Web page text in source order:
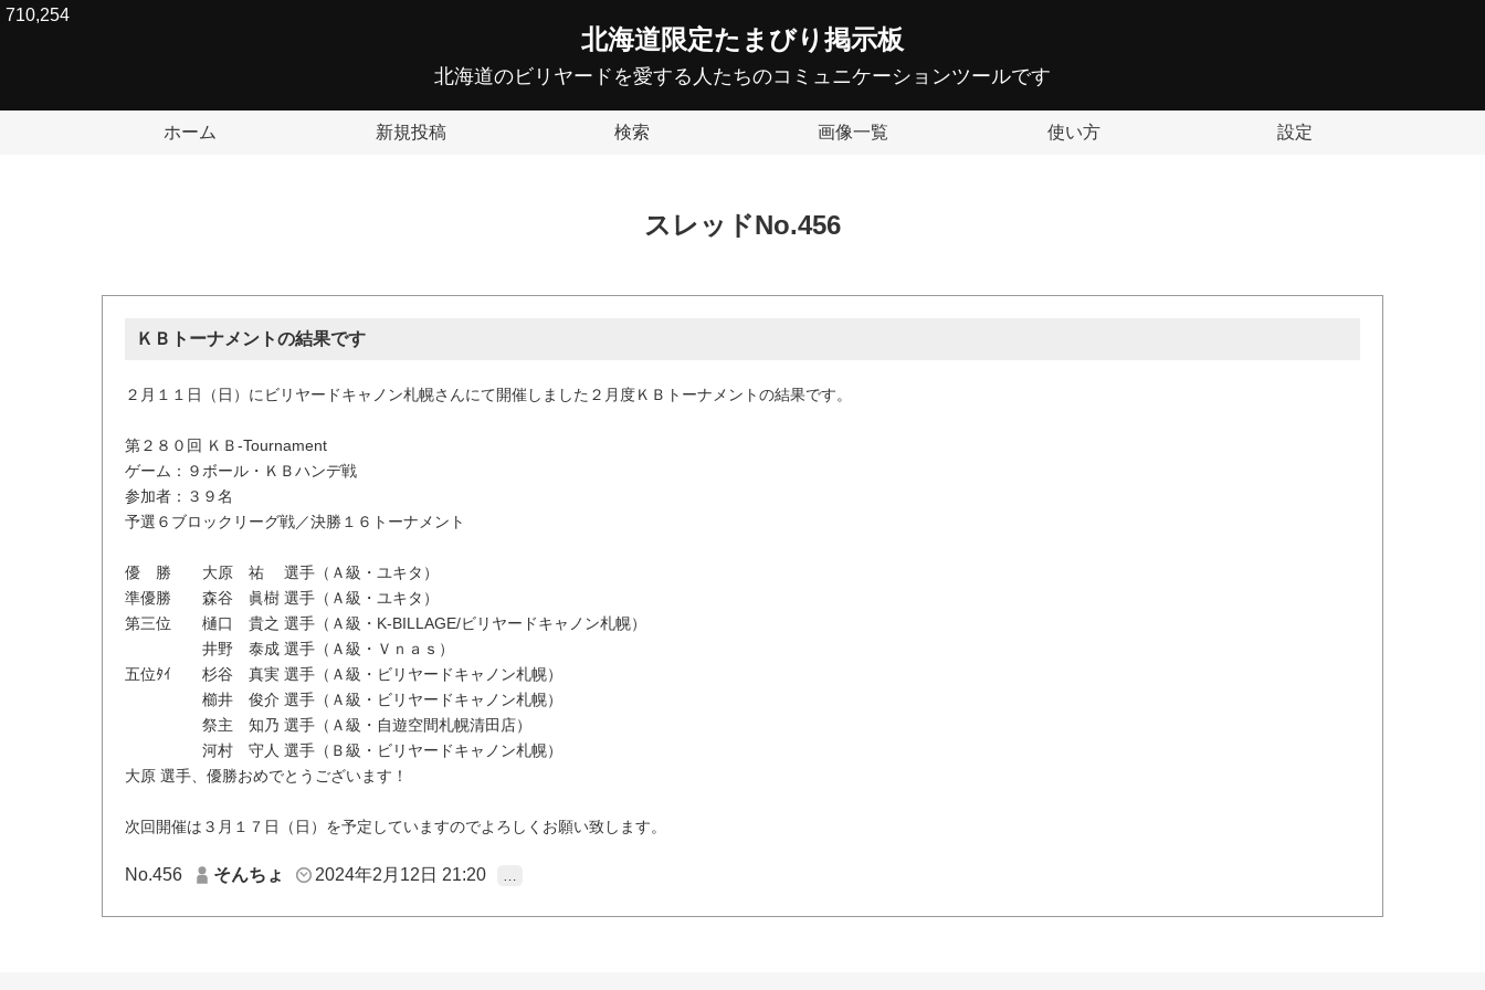
北海道限定たまびり掲示板
北海道のビリヤードを愛する人たちのコミュニケーションツールです
ホーム 新規投稿 検索 画像一覧 使い方 設定
710,254
スレッドNo.456
ＫＢトーナメントの結果です
２月１１日（日）にビリヤードキャノン札幌さんにて開催しました２月度ＫＢトーナメントの結果です。
第２８０回 ＫＢ-Tournament
ゲーム：９ボール・ＫＢハンデ戦
参加者：３９名
予選６ブロックリーグ戦／決勝１６トーナメント
優 勝 大原 祐 選手（Ａ級・ユキタ）
準優勝 森谷 眞樹 選手（Ａ級・ユキタ）
第三位 樋口 貴之 選手（Ａ級・K-BILLAGE/ビリヤードキャノン札幌）
井野 泰成 選手（Ａ級・Ｖｎａｓ）
五位ﾀｲ 杉谷 真実 選手（Ａ級・ビリヤードキャノン札幌）
櫛井 俊介 選手（Ａ級・ビリヤードキャノン札幌）
祭主 知乃 選手（Ａ級・自遊空間札幌清田店）
河村 守人 選手（Ｂ級・ビリヤードキャノン札幌）
大原 選手、優勝おめでとうございます！
次回開催は３月１７日（日）を予定していますのでよろしくお願い致します。
No.456 そんちょ 2024年2月12日 21:20